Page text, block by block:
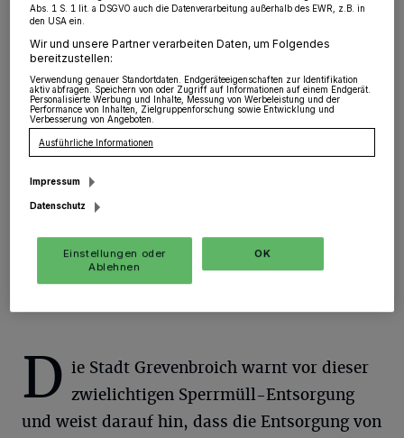
Grevenbroich · Derzeit ist bundesweit eine neue
Masche mit gewerblichen Sperrmüllsammlungen
festzustellen. Gewerbliche Sperrmüllsammler bieten
privaten Haushalten die Entsorgung ihres Sperrmülls an.
Dabei werden im Einzelfall Preise bis zu 500 Euro
aufgerufen, die in bar vor Ort bei Abholung des
Sperrmülls zu bezahlen sind.
13.12.2022 , 09:59 Uhr
D ie Stadt Grevenbroich warnt vor dieser
zwielichtigen Sperrmüll-Entsorgung
und weist darauf hin, dass die Entsorgung von
Abs. 1 S. 1 lit. a DSGVO auch die Datenverarbeitung außerhalb des EWR, z.B. in
den USA ein.
Wir und unsere Partner verarbeiten Daten, um Folgendes
bereitzustellen:
Verwendung genauer Standortdaten. Endgeräteeigenschaften zur Identifikation
aktiv abfragen. Speichern von oder Zugriff auf Informationen auf einem Endgerät.
Personalisierte Werbung und Inhalte, Messung von Werbeleistung und der
Performance von Inhalten, Zielgruppenforschung sowie Entwicklung und
Verbesserung von Angeboten.
Ausführliche Informationen
Impressum
Datenschutz
Einstellungen oder
Ablehnen
OK